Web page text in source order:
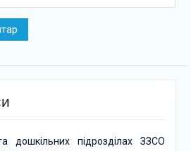
дошкільних підрозділах ЗЗСО